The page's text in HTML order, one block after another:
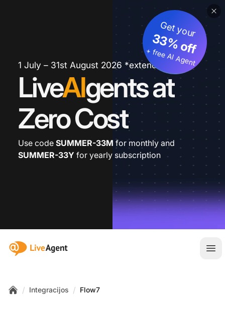
1 July – 31st August 2026 *extended
LiveAIgents at
Zero Cost
Get your
33% off
+ free AI Agent
Use code SUMMER-33M for monthly and
SUMMER-33Y for yearly subscription
:site.title
/ Integracijos / Flow7